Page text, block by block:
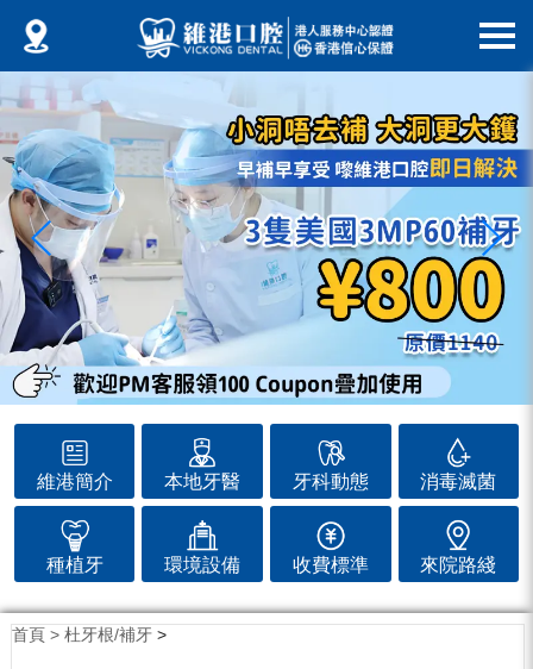
維港簡介 本地牙醫 牙科動態 消毒滅菌
種植牙 環境設備 收費標準 來院路綫
首頁 > 杜牙根/補牙>